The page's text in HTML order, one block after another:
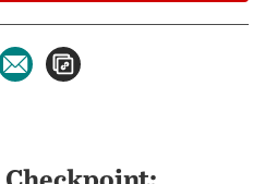
WhatsApp teilen
per E-Mail teilen